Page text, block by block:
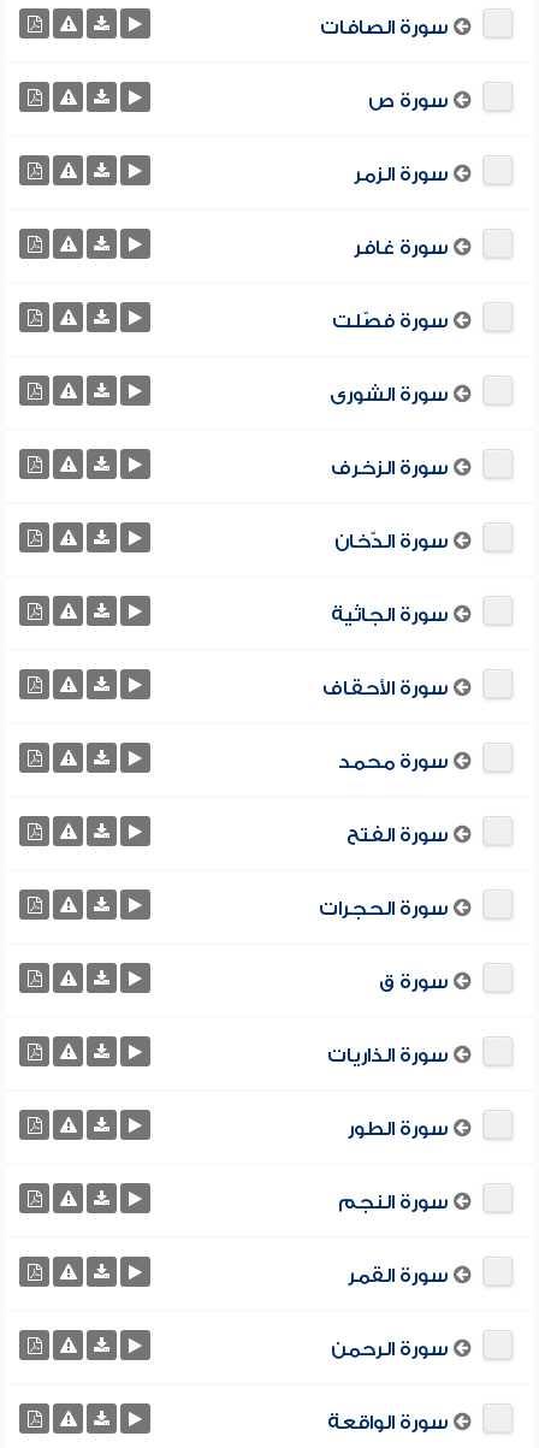
سورة الصافات
سورة ص
سورة الزمر
سورة غافر
سورة فصّلت
سورة الشورى
سورة الزخرف
سورة الدّخان
سورة الجاثية
سورة الأحقاف
سورة محمد
سورة الفتح
سورة الحجرات
سورة ق
سورة الذاريات
سورة الطور
سورة النجم
سورة القمر
سورة الرحمن
سورة الواقعة